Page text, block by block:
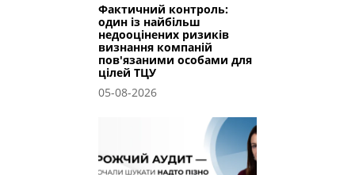
Фактичний контроль:
один із найбільш
недооцінених ризиків
визнання компаній
пов'язаними особами для
цілей ТЦУ
05-08-2026